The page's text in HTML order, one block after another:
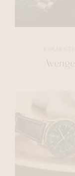
Avenger